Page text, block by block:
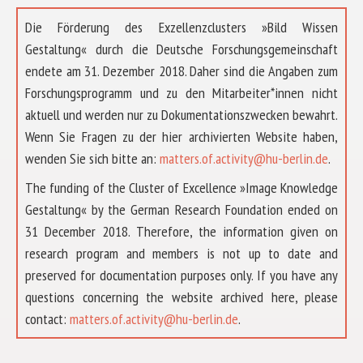
Die Förderung des Exzellenzclusters »Bild Wissen
Gestaltung« durch die Deutsche Forschungsgemeinschaft
endete am 31. Dezember 2018. Daher sind die Angaben zum
Forschungsprogramm und zu den Mitarbeiter*innen nicht
aktuell und werden nur zu Dokumentationszwecken bewahrt.
Wenn Sie Fragen zu der hier archivierten Website haben,
wenden Sie sich bitte an: matters.of.activity@hu-berlin.de.
The funding of the Cluster of Excellence »Image Knowledge
Gestaltung« by the German Research Foundation ended on
31 December 2018. Therefore, the information given on
research program and members is not up to date and
preserved for documentation purposes only. If you have any
questions concerning the website archived here, please
contact: matters.of.activity@hu-berlin.de.
ÜBER UNS